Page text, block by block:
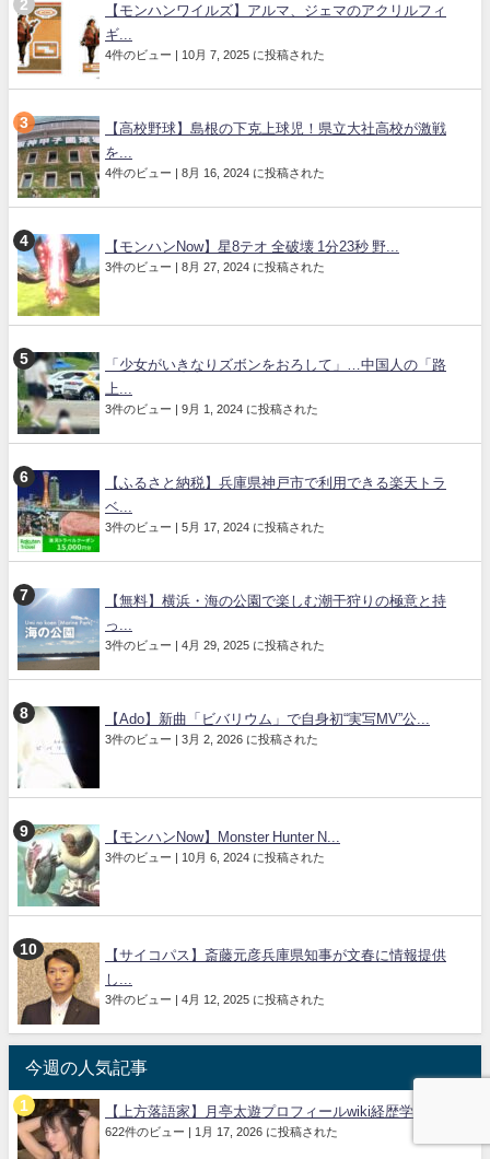
【モンハンワイルズ】アルマ、ジェマのアクリルフィ
ギ...
4件のビュー | 10月 7, 2025 に投稿された
【高校野球】島根の下克上球児！県立大社高校が激戦
を...
4件のビュー | 8月 16, 2024 に投稿された
【モンハンNow】星8テオ 全破壊 1分23秒 野...
3件のビュー | 8月 27, 2024 に投稿された
「少女がいきなりズボンをおろして」…中国人の「路
上...
3件のビュー | 9月 1, 2024 に投稿された
【ふるさと納税】兵庫県神戸市で利用できる楽天トラ
ベ...
3件のビュー | 5月 17, 2024 に投稿された
【無料】横浜・海の公園で楽しむ潮干狩りの極意と持
っ...
3件のビュー | 4月 29, 2025 に投稿された
【Ado】新曲「ビバリウム」で自身初“実写MV”公...
3件のビュー | 3月 2, 2026 に投稿された
【モンハンNow】Monster Hunter N...
3件のビュー | 10月 6, 2024 に投稿された
【サイコパス】斎藤元彦兵庫県知事が文春に情報提供
し...
3件のビュー | 4月 12, 2025 に投稿された
今週の人気記事
【上方落語家】月亭太遊プロフィールwiki経歴学歴...
622件のビュー | 1月 17, 2026 に投稿された